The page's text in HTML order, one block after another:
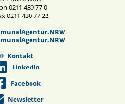
0211 430 77 0
0211 430 77 22
Kontakt
LinkedIn
Facebook
Newsletter